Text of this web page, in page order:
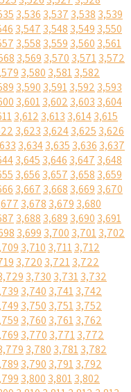
3,536 3,537 3,538 3,539
3,547 3,548 3,549 3,550
3,558 3,559 3,560 3,561
3,569 3,570 3,5713,572
3,580 3,5813,582
3,590 3,5913,592 3,593
3,6013,602 3,603 3,604
3,612 3,613 3,6143,615
3,623 3,6243,625 3,626
3,6343,635 3,636 3,637
3,645 3,646 3,647 3,648
3,656 3,657 3,658 3,659
3,667 3,668 3,669 3,670
3,678 3,679 3,680
3,688 3,689 3,690 3,691
3,699 3,700 3,7013,702
3,710 3,7113,712
3,720 3,7213,722
3,730 3,7313,732
3,740 3,7413,742
3,750 3,7513,752
3,760 3,7613,762
3,770 3,7713,772
3,780 3,7813,782
3,790 3,7913,792
3,800 3,8013,802